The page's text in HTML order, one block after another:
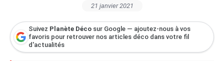
21 janvier 2021
Suivez Planète Déco sur Google — ajoutez-nous à vos
favoris pour retrouver nos articles déco dans votre fil
d'actualités